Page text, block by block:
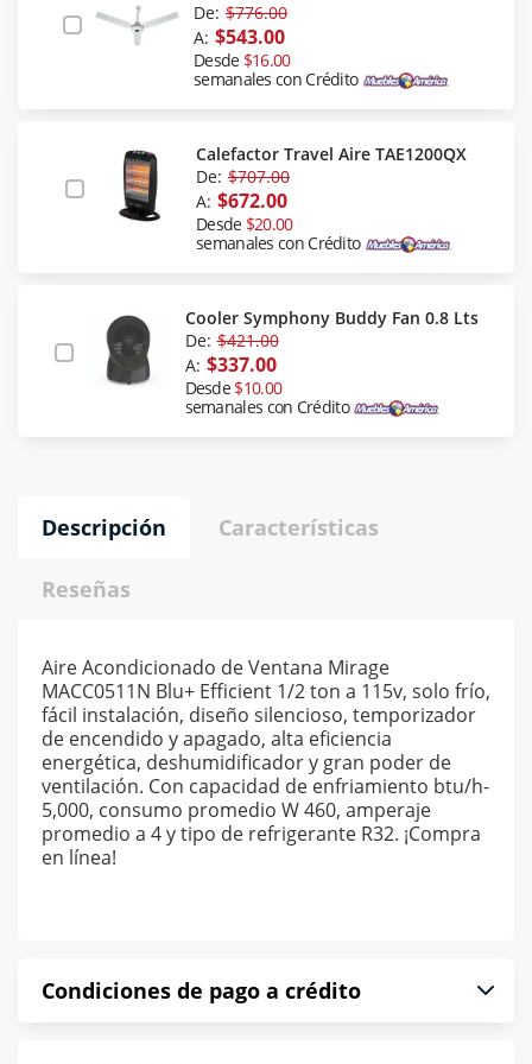
De: $776.00
A: $543.00
Desde $16.00
semanales con Crédito
Calefactor Travel Aire TAE1200QX
De: $707.00
A: $672.00
Desde $20.00
semanales con Crédito
Cooler Symphony Buddy Fan 0.8 Lts
De: $421.00
A: $337.00
Desde$10.00
semanales con Crédito
Descripción Características
Reseñas
Aire Acondicionado de Ventana Mirage
MACC0511N Blu+ Efficient 1/2 ton a 115v, solo frío,
fácil instalación, diseño silencioso, temporizador
de encendido y apagado, alta eficiencia
energética, deshumidificador y gran poder de
ventilación. Con capacidad de enfriamiento btu/h-
5,000, consumo promedio W 460, amperaje
promedio a 4 y tipo de refrigerante R32. ¡Compra
en línea!
Condiciones de pago a crédito